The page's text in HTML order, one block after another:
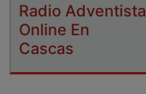
Radio Adventista
Online En
Cascas